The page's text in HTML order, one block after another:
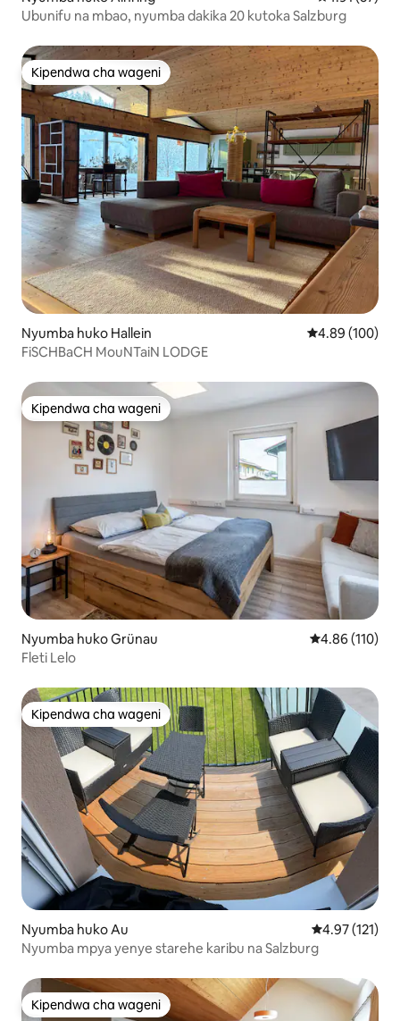
Ubunifu na mbao, nyumba dakika 20 kutoka Salzburg
Kipendwa cha wageni
Kipendwa cha wageni
Nyumba huko Hallein Ukadiriaji wa
4.89 (100)
FiSCHBaCH MouNTaiN LODGE
Kipendwa cha wageni
Kipendwa cha wageni
Nyumba huko Grünau Ukadiriaji wa
4.86 (110)
Fleti Lelo
Kipendwa cha wageni
Kipendwa cha wageni
Nyumba huko Au Ukadiriaji wa
4.97 (121)
Nyumba mpya yenye starehe karibu na Salzburg
Kipendwa cha wageni
Kipendwa cha wageni